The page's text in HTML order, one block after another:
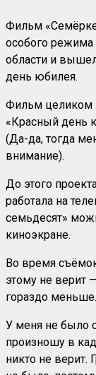
Фильм
особого
области и
день юбилея.
Фильм целиком
«Красный день
(Да-да, тогда
внимание).
До этого
работала на
семьдесят»
киноэкране.
Во время
этому не верит
гораздо меньше.
У меня не было
произношу в
никто не верит.